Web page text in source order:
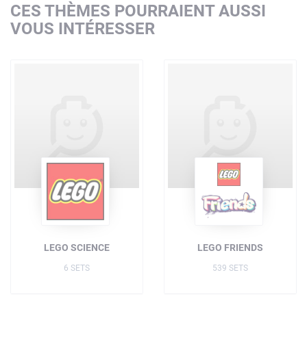
CES THÈMES POURRAIENT AUSSI
VOUS INTÉRESSER
LEGO SCIENCE
6 SETS
LEGO FRIENDS
539 SETS